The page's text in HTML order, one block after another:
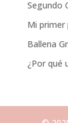
Segundo
Mi
Ballena
¿Por qué